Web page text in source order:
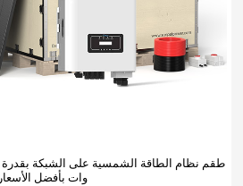
وات بأفضل الأسعار